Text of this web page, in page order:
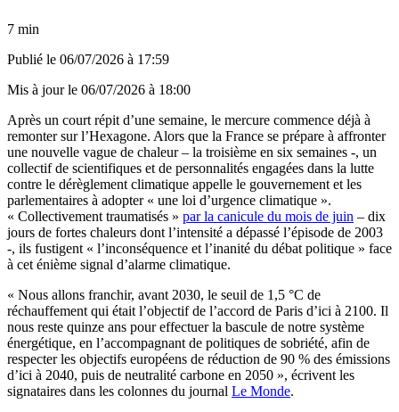
7 min
Publié le 06/07/2026 à 17:59
Mis à jour le 06/07/2026 à 18:00
Après un court répit d’une semaine, le mercure commence déjà à
remonter sur l’Hexagone. Alors que la France se prépare à affronter
une nouvelle vague de chaleur – la troisième en six semaines -, un
collectif de scientifiques et de personnalités engagées dans la lutte
contre le dérèglement climatique appelle le gouvernement et les
parlementaires à adopter « une loi d’urgence climatique ».
« Collectivement traumatisés » par la canicule du mois de juin – dix
jours de fortes chaleurs dont l’intensité a dépassé l’épisode de 2003
-, ils fustigent « l’inconséquence et l’inanité du débat politique » face
à cet énième signal d’alarme climatique.
« Nous allons franchir, avant 2030, le seuil de 1,5 °C de
réchauffement qui était l’objectif de l’accord de Paris d’ici à 2100. Il
nous reste quinze ans pour effectuer la bascule de notre système
énergétique, en l’accompagnant de politiques de sobriété, afin de
respecter les objectifs européens de réduction de 90 % des émissions
d’ici à 2040, puis de neutralité carbone en 2050 », écrivent les
signataires dans les colonnes du journal Le Monde.